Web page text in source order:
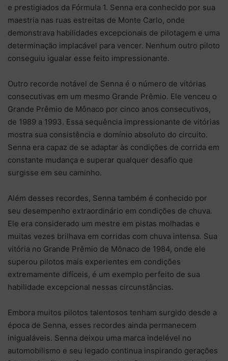
e prestigiados da Fórmula 1. Senna era conhecido por sua
maestria nas ruas estreitas de Monte Carlo, onde
demonstrava habilidades excepcionais de pilotagem e uma
determinação implacável para vencer. Nenhum outro piloto
conseguiu igualar esse feito impressionante.
Outro recorde notável de Senna é o número de vitórias
consecutivas em um mesmo Grande Prêmio. Ele venceu o
Grande Prêmio de Mônaco por cinco anos consecutivos,
de 1989 a 1993. Essa sequência impressionante de vitórias
mostra sua consistência e domínio absoluto do circuito.
Senna era capaz de se adaptar às condições de corrida em
constante mudança e superar qualquer desafio que
surgisse em seu caminho.
Além desses recordes, Senna também é conhecido por
seu desempenho extraordinário em condições de chuva.
Ele era considerado um mestre em pistas molhadas e
muitas vezes brilhava em corridas com chuva intensa. Sua
vitória no Grande Prêmio de Mônaco de 1984, onde ele
superou pilotos mais experientes em condições
extremamente difíceis, é um exemplo perfeito de sua
habilidade excepcional nessas circunstâncias.
Embora muitos pilotos talentosos tenham surgido desde a
época de Senna, esses recordes ainda permanecem
inigualáveis. Senna deixou uma marca indelével no
automobilismo e seu legado continua inspirando gerações